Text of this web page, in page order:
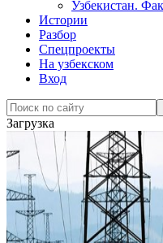
Узбекистан.
Истории
Разбор
Спецпроекты
На узбекском
Вход
Загрузка